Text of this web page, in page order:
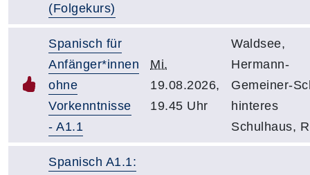
(Folgekurs)
Spanisch für
Anfänger*innen
ohne
Vorkenntnisse
- A1.1
Mi.
19.08.2026,
19.45 Uhr
Waldsee,
Hermann-
Gemeiner-
hinteres
Schulhaus,
Spanisch A1.1: